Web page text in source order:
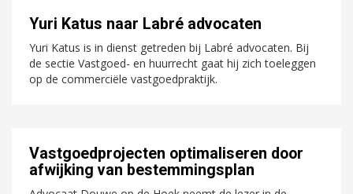
Yuri Katus naar Labré advocaten
Yuri Katus is in dienst getreden bij Labré advocaten. Bij
de sectie Vastgoed- en huurrecht gaat hij zich toeleggen
op de commerciële vastgoedpraktijk.
Vastgoedprojecten optimaliseren door
afwijking van bestemmingsplan